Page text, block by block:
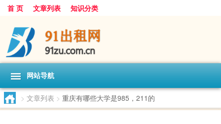
首 页 文章列表 知识分类
网站导航
> 文章列表 > 重庆有哪些大学是985，211的